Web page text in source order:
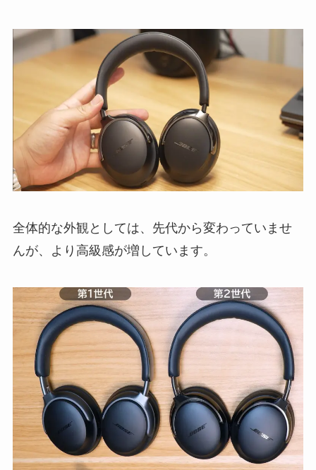
全体的な外観としては、先代から変わっていませ
んが、より高級感が増しています。